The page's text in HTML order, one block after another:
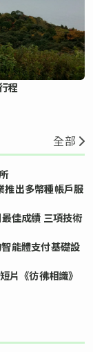
程
全部
出多幣種帳戶服
佳成績 三項技術
能體支付基礎設
《彷彿相識》